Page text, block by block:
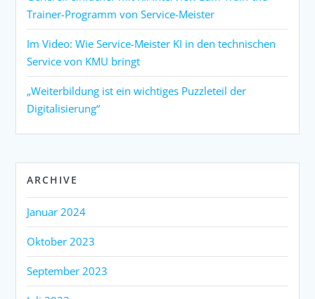
Trainer-Programm von Service-Meister
Im Video: Wie Service-Meister KI in den technischen
Service von KMU bringt
„Weiterbildung ist ein wichtiges Puzzleteil der
Digitalisierung“
ARCHIVE
Januar 2024
Oktober 2023
September 2023